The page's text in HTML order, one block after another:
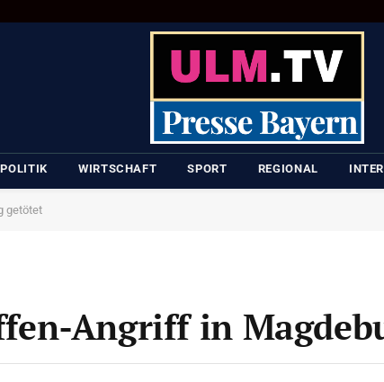
POLITIK WIRTSCHAFT SPORT REGIONAL
getötet
Angriff in